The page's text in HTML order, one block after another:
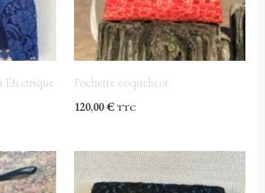
Électrique Pochette coquelicot
120,00€ TTC